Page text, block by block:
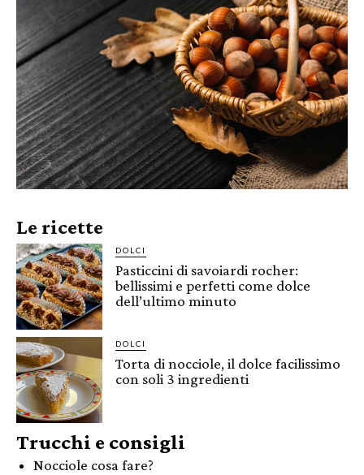
Le ricette
DOLCI
Pasticcini di savoiardi rocher:
bellissimi e perfetti come dolce
dell’ultimo minuto
DOLCI
Torta di nocciole, il dolce facilissimo
con soli 3 ingredienti
Trucchi e consigli
Nocciole cosa fare?